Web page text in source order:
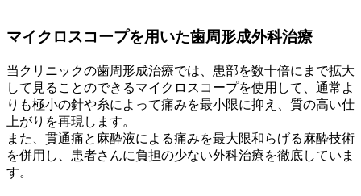
マイクロスコープを用いた歯周形成外科治療
当クリニックの歯周形成治療では、患部を数十倍にまで拡大
して見ることのできるマイクロスコープを使用して、通常よ
りも極小の針や糸によって痛みを最小限に抑え、質の高い仕
上がりを再現します。
また、貫通痛と麻酔液による痛みを最大限和らげる麻酔技術
を併用し、患者さんに負担の少ない外科治療を徹底していま
す。